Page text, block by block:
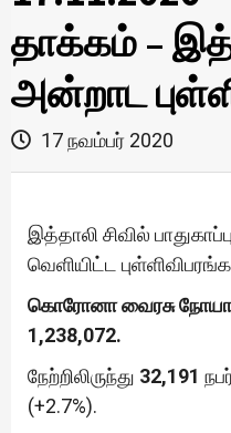
தாக்கம் –
அன்றாட
17 நவம்பர் 2020
இத்தாலி சிவில்
வெளியிட்ட
கொரோனா வைரசு
1,238,072.
நேற்றிலிருந்து 32,191
(+2.7%).